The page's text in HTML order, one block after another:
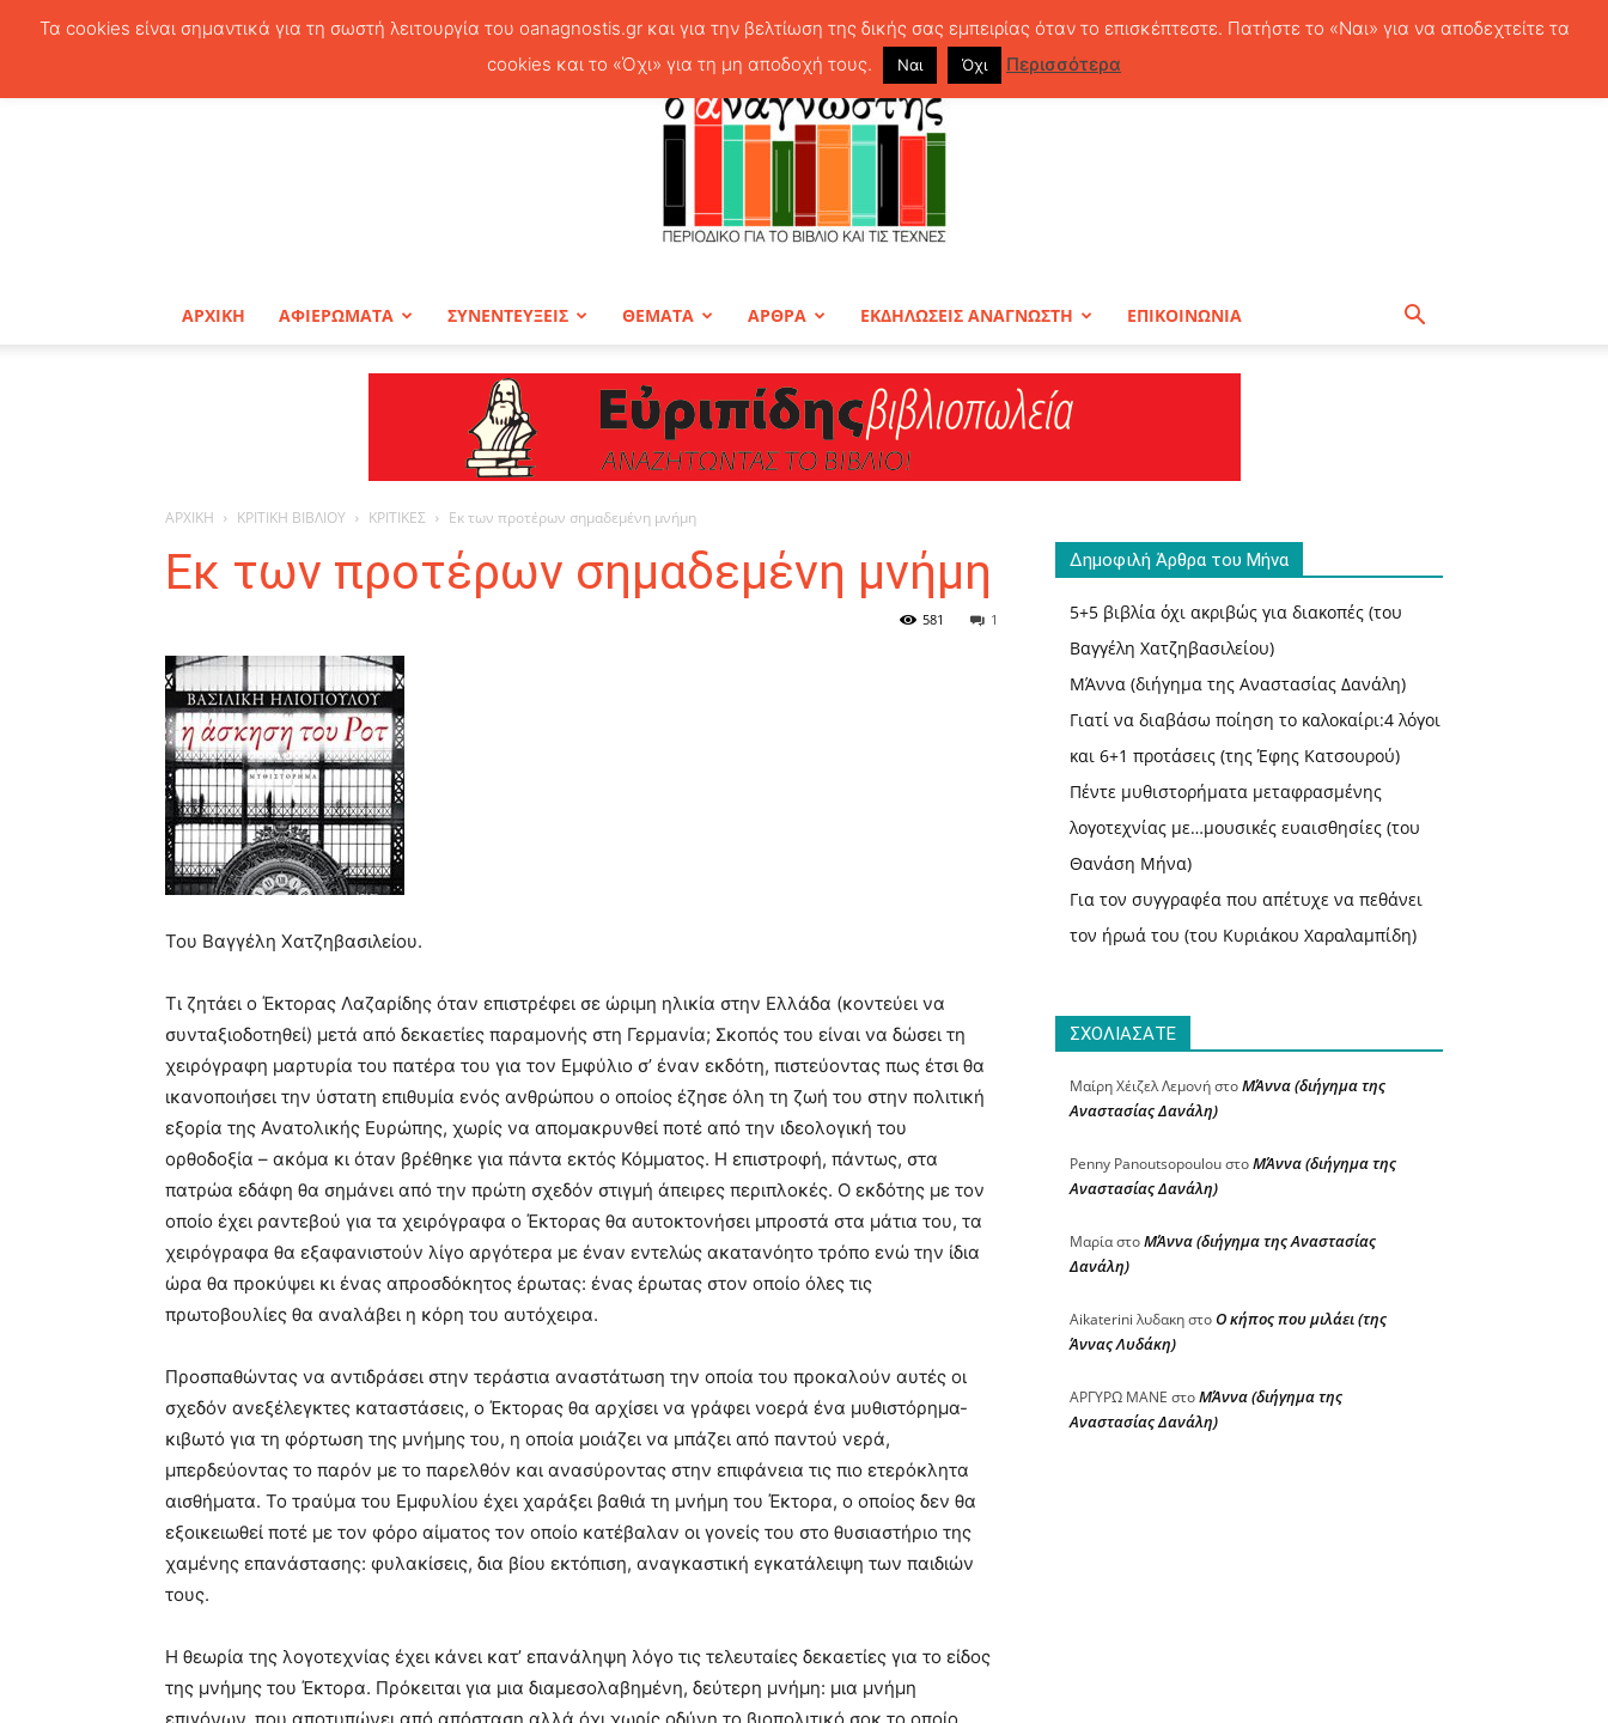
Παρασκευή, 7 Αυγούστου, 2026
ΒΙΒΛΙΟ
ΚΑΙ
ΤΙΣ
ΑΡΧΙΚΗ ΑΦΙΕΡΩΜΑΤΑ ΣΥΝΕΝΤΕΥΞΕΙΣ ΘΕΜΑΤΑ ΑΡΘΡΑ ΕΚΔΗΛΩΣΕΙΣ ΑΝΑΓΝΩΣΤΗ ΕΠΙΚΟΙΝΩΝΙΑ
ΑΡΧΙΚΗ ΚΡΙΤΙΚΗ ΒΙΒΛΙΟΥ ΚΡΙΤΙΚΕΣ Εκ των προτέρων σημαδεμένη μνήμη
Εκ των προτέρων σημαδεμένη μνήμη
1
581
Του Βαγγέλη Χατζηβασιλείου.
Τι ζητάει ο Έκτορας Λαζαρίδης όταν επιστρέφει σε ώριμη ηλικία στην Ελλάδα (κοντεύει να
συνταξιοδοτηθεί) μετά από δεκαετίες παραμονής στη Γερμανία; Σκοπός του είναι να δώσει τη
χειρόγραφη μαρτυρία του πατέρα του για τον Εμφύλιο σ’ έναν εκδότη, πιστεύοντας πως έτσι θα
ικανοποιήσει την ύστατη επιθυμία ενός ανθρώπου ο οποίος έζησε όλη τη ζωή του στην πολιτική
εξορία της Ανατολικής Ευρώπης, χωρίς να απομακρυνθεί ποτέ από την ιδεολογική του
ορθοδοξία – ακόμα κι όταν βρέθηκε για πάντα εκτός Κόμματος. Η επιστροφή, πάντως, στα
πατρώα εδάφη θα σημάνει από την πρώτη σχεδόν στιγμή άπειρες περιπλοκές. Ο εκδότης με τον
οποίο έχει ραντεβού για τα χειρόγραφα ο Έκτορας θα αυτοκτονήσει μπροστά στα μάτια του, τα
χειρόγραφα θα εξαφανιστούν λίγο αργότερα με έναν εντελώς ακατανόητο τρόπο ενώ την ίδια
ώρα θα προκύψει κι ένας απροσδόκητος έρωτας: ένας έρωτας στον οποίο όλες τις
πρωτοβουλίες θα αναλάβει η κόρη του αυτόχειρα.
Προσπαθώντας να αντιδράσει στην τεράστια αναστάτωση την οποία του προκαλούν αυτές οι
σχεδόν ανεξέλεγκτες καταστάσεις, ο Έκτορας θα αρχίσει να γράφει νοερά ένα μυθιστόρημα-
κιβωτό για τη φόρτωση της μνήμης του, η οποία μοιάζει να μπάζει από παντού νερά,
μπερδεύοντας το παρόν με το παρελθόν και ανασύροντας στην επιφάνεια τις πιο ετερόκλητα
αισθήματα. Το τραύμα του Εμφυλίου έχει χαράξει βαθιά τη μνήμη του Έκτορα, ο οποίος δεν θα
εξοικειωθεί ποτέ με τον φόρο αίματος τον οποίο κατέβαλαν οι γονείς του στο θυσιαστήριο της
χαμένης επανάστασης: φυλακίσεις, δια βίου εκτόπιση, αναγκαστική εγκατάλειψη των παιδιών
τους.
Η θεωρία της λογοτεχνίας έχει κάνει κατ’ επανάληψη λόγο τις τελευταίες δεκαετίες για το είδος
της μνήμης του Έκτορα. Πρόκειται για μια διαμεσολαβημένη, δεύτερη μνήμη: μια μνήμη
Δημοφιλή Άρθρα του Μήνα
5+5 βιβλία όχι ακριβώς για διακοπές (του
Βαγγέλη Χατζηβασιλείου)
ΜΆννα (διήγημα της Αναστασίας Δανάλη)
Γιατί να διαβάσω ποίηση το καλοκαίρι:4 λόγοι
και 6+1 προτάσεις (της Έφης Κατσουρού)
Πέντε μυθιστορήματα μεταφρασμένης
λογοτεχνίας με…μουσικές ευαισθησίες (του
Θανάση Μήνα)
Για τον συγγραφέα που απέτυχε να πεθάνει
τον ήρωά του (του Κυριάκου Χαραλαμπίδη)
ΣΧΟΛΙΑΣΑΤΕ
Μαίρη Χέιζελ ΛεμονήστοΜΆννα (διήγημα της
Αναστασίας Δανάλη)
Penny PanoutsopoulouστοΜΆννα (διήγημα της
Αναστασίας Δανάλη)
ΜαρίαστοΜΆννα (διήγημα της Αναστασίας
Δανάλη)
Aikaterini λυδακηστοΟ κήπος που μιλάει (της
Άννας Λυδάκη)
ΑΡΓΥΡΩ ΜΑΝΕ στοΜΆννα (διήγημα της
Αναστασίας Δανάλη)
Τα cookies είναι σημαντικά για τη σωστή λειτουργία του oanagnostis.gr και για την βελτίωση της δικής σας εμπειρίας όταν το επισκέπτεστε. Πατήστε το «Ναι» για να αποδεχτείτε τα
cookies και το «Όχι» για τη μη αποδοχή τους.
Ναι Όχι Περισσότερα